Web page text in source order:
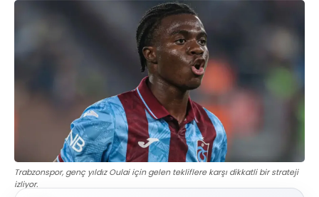
Trabzonspor, genç yıldız Oulai için gelen tekliflere karşı dikkatli bir strateji
izliyor.